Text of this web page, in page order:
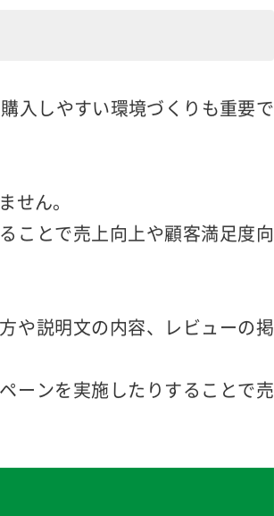
うえで効率的な運営体制を整え
入しやすい環境づくりも重要で
ことで売上向上や顧客満足度向
説明文の内容、レビューの掲
ーンを実施したりすることで売